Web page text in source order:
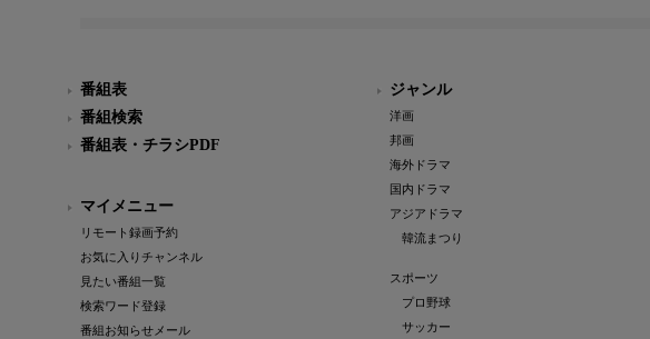
番組表
番組検索
番組表・チラシPDF
マイメニュー
リモート録画予約
お気に入りチャンネル
見たい番組一覧
検索ワード登録
番組お知らせメール
ジャンル
洋画
邦画
海外ドラマ
国内ドラマ
アジアドラマ
韓流まつり
スポーツ
プロ野球
サッカー